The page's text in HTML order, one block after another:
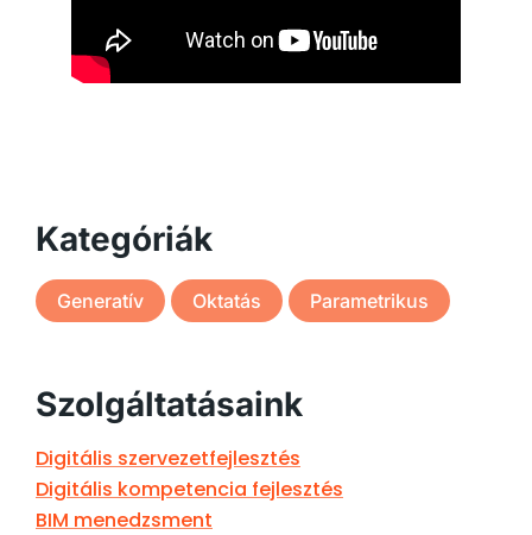
Kategóriák
Generatív Oktatás Parametrikus
Szolgáltatásaink
Digitális szervezetfejlesztés
Digitális kompetencia fejlesztés
BIM menedzsment